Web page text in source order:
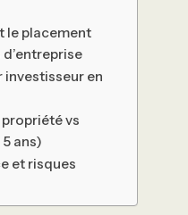
le placement
en
vs
ans)
et risques